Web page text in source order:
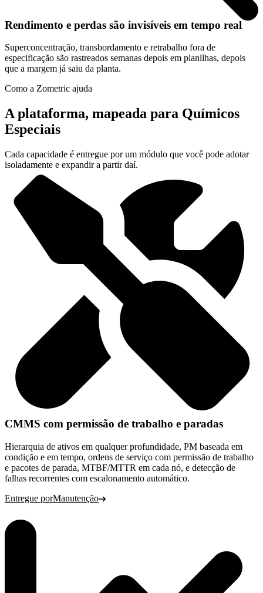
Rendimento e perdas são invisíveis em tempo real
Superconcentração, transbordamento e retrabalho fora de
especificação são rastreados semanas depois em planilhas, depois
que a margem já saiu da planta.
Como a Zometric ajuda
A plataforma, mapeada para Químicos
Especiais
Cada capacidade é entregue por um módulo que você pode adotar
isoladamente e expandir a partir daí.
CMMS com permissão de trabalho e paradas
Hierarquia de ativos em qualquer profundidade, PM baseada em
condição e em tempo, ordens de serviço com permissão de trabalho
e pacotes de parada, MTBF/MTTR em cada nó, e detecção de
falhas recorrentes com escalonamento automático.
Entregue porManutenção